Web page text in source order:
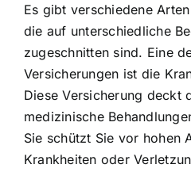
Es gibt verschiedene
die auf unterschiedliche
zugeschnitten sind. Eine
Versicherungen ist die
Diese Versicherung deckt
medizinische
Sie schützt Sie vor hohen
Krankheiten oder